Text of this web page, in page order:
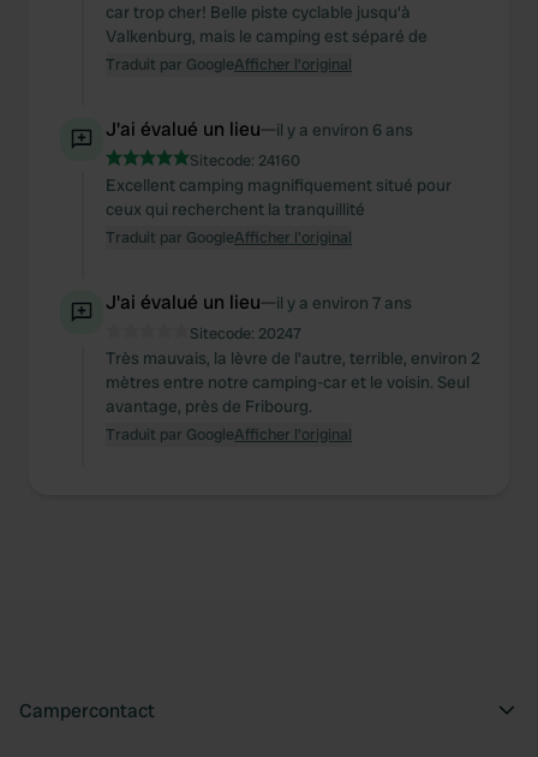
car trop cher! Belle piste cyclable jusqu'à
Valkenburg, mais le camping est séparé de
Traduit par GoogleAfficher l'original
J'ai évalué un lieu—il y a environ 6 ans
Sitecode: 24160
Excellent camping magnifiquement situé pour
ceux qui recherchent la tranquillité
Traduit par GoogleAfficher l'original
J'ai évalué un lieu—il y a environ 7 ans
Sitecode: 20247
Très mauvais, la lèvre de l'autre, terrible, environ 2
mètres entre notre camping-car et le voisin. Seul
avantage, près de Fribourg.
Traduit par GoogleAfficher l'original
Campercontact